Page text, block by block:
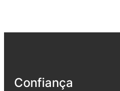
Confiança